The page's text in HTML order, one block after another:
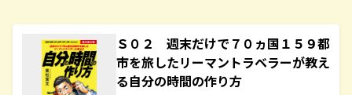
Ｓ０２ 週末だけで７０ヵ国１５９都
市を旅したリーマントラベラーが教え
る自分の時間の作り方